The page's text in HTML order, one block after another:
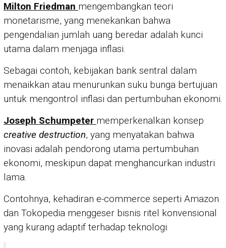
Milton Friedman mengembangkan teori
monetarisme, yang menekankan bahwa
pengendalian jumlah uang beredar adalah kunci
utama dalam menjaga inflasi.
Sebagai contoh, kebijakan bank sentral dalam
menaikkan atau menurunkan suku bunga bertujuan
untuk mengontrol inflasi dan pertumbuhan ekonomi.
Joseph Schumpeter memperkenalkan konsep
creative destruction, yang menyatakan bahwa
inovasi adalah pendorong utama pertumbuhan
ekonomi, meskipun dapat menghancurkan industri
lama.
Contohnya, kehadiran e-commerce seperti Amazon
dan Tokopedia menggeser bisnis ritel konvensional
yang kurang adaptif terhadap teknologi.